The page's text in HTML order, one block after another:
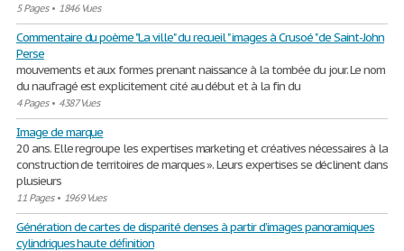
5 Pages• 1846 Vues
Commentaire du poème "La ville" du recueil " images à Crusoé " de Saint-John
Perse
mouvements et aux formes prenant naissance à la tombée du jour. Le nom
du naufragé est explicitement cité au début et à la fin du
4 Pages• 4387 Vues
Image de marque
20 ans. Elle regroupe les expertises marketing et créatives nécessaires à la
construction de territoires de marques ». Leurs expertises se déclinent dans
plusieurs
11 Pages• 1969 Vues
Génération de cartes de disparité denses à partir d’images panoramiques
cylindriques haute déﬁnition